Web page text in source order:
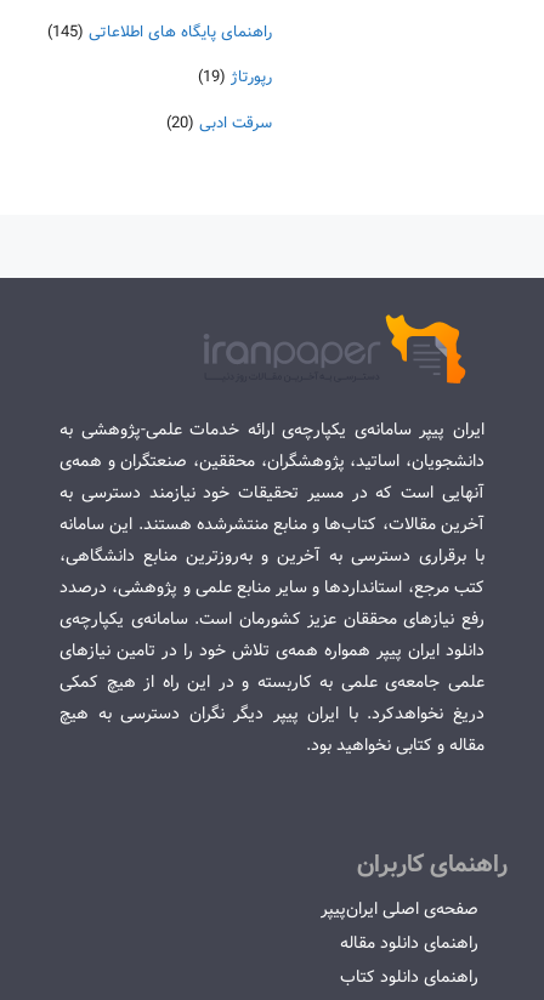
راهنمای پایگاه های اطلاعاتی (145)
رپورتاژ (19)
سرقت ادبی (20)
ایران پیپر سامانه‌ی یکپارچه‌ی ارائه خدمات علمی-پژوهشی به
دانشجویان، اساتید، پژوهشگران، محققین، صنعتگران و همه‌ی
آنهایی است که در مسیر تحقیقات خود نیازمند دسترسی به
آخرین مقالات، کتاب‌ها و منابع منتشرشده هستند. این سامانه
با برقراری دسترسی به آخرین و به‌روزترین منابع دانشگاهی،
کتب مرجع، استانداردها و سایر منابع علمی و پژوهشی، درصدد
رفع نیازهای محققان عزیز کشورمان است. سامانه‌ی یکپارچه‌ی
دانلود ایران پیپر همواره همه‌ی تلاش خود را در تامین نیازهای
علمی جامعه‌ی علمی به کاربسته و در این راه از هیچ کمکی
دریغ نخواهدکرد. با ایران پیپر دیگر نگران دسترسی به هیچ
مقاله و کتابی نخواهید بود.
راهنمای کاربران
صفحه‌ی اصلی ایران‌پیپر
راهنمای دانلود مقاله
راهنمای دانلود کتاب